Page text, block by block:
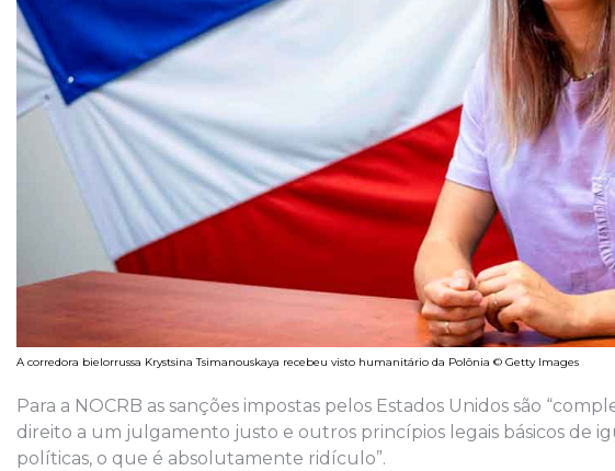
A corredora bielorrussa Krystsina Tsimanouskaya recebeu visto humanitário da Polônia © Getty Images
Para a NOCRB as sanções impostas pelos Estados Unidos são
direito a um julgamento justo e outros princípios legais básicos de
políticas, o que é absolutamente ridículo”.